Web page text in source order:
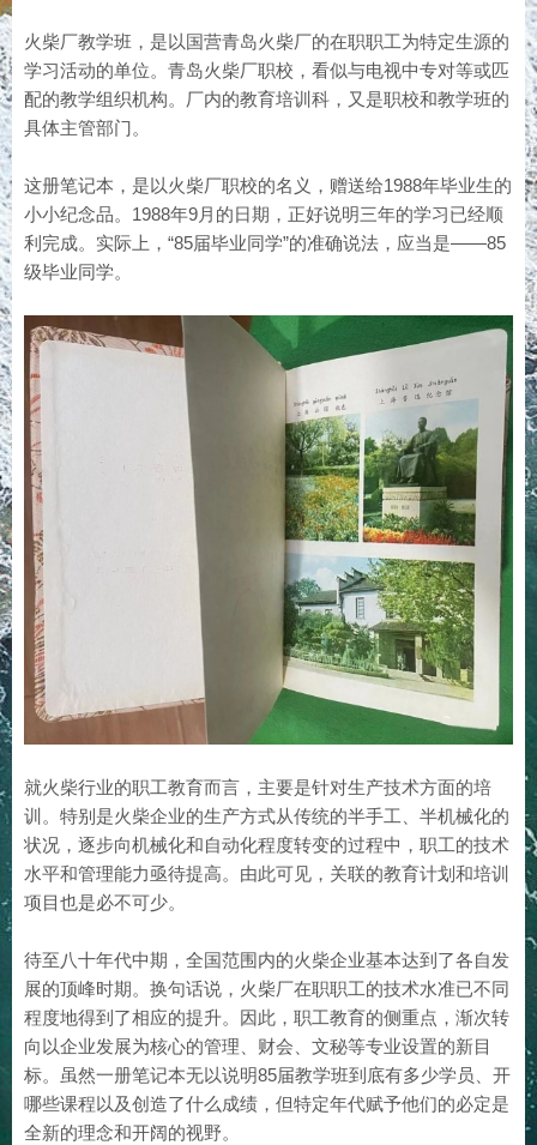
火柴厂教学班，是以国营青岛火柴厂的在职职工为特定生源的
学习活动的单位。青岛火柴厂职校，看似与电视中专对等或匹
配的教学组织机构。厂内的教育培训科，又是职校和教学班的
具体主管部门。
这册笔记本，是以火柴厂职校的名义，赠送给1988年毕业生的
小小纪念品。1988年9月的日期，正好说明三年的学习已经顺
利完成。实际上，“85届毕业同学”的准确说法，应当是——85
级毕业同学。
就火柴行业的职工教育而言，主要是针对生产技术方面的培
训。特别是火柴企业的生产方式从传统的半手工、半机械化的
状况，逐步向机械化和自动化程度转变的过程中，职工的技术
水平和管理能力亟待提高。由此可见，关联的教育计划和培训
项目也是必不可少。
待至八十年代中期，全国范围内的火柴企业基本达到了各自发
展的顶峰时期。换句话说，火柴厂在职职工的技术水准已不同
程度地得到了相应的提升。因此，职工教育的侧重点，渐次转
向以企业发展为核心的管理、财会、文秘等专业设置的新目
标。虽然一册笔记本无以说明85届教学班到底有多少学员、开
哪些课程以及创造了什么成绩，但特定年代赋予他们的必定是
全新的理念和开阔的视野。